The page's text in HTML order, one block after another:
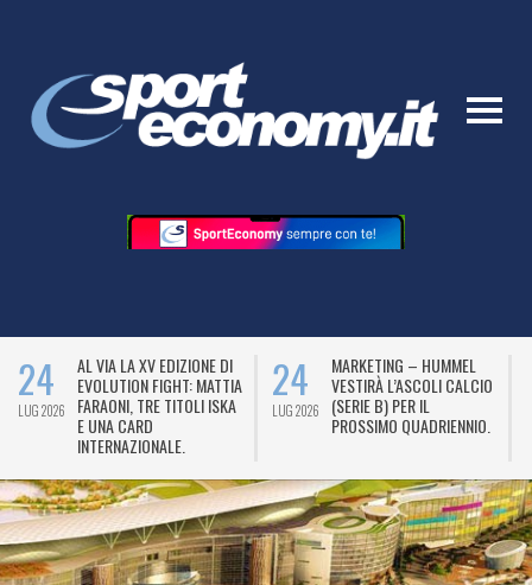
24
LUG 2026
AL VIA LA XV EDIZIONE DI
EVOLUTION FIGHT: MATTIA
FARAONI, TRE TITOLI ISKA
E UNA CARD
INTERNAZIONALE.
24
LUG 2026
MARKETING – HUMMEL
VESTIRÀ L’ASCOLI CALCIO
(SERIE B) PER IL
PROSSIMO QUADRIENNIO.